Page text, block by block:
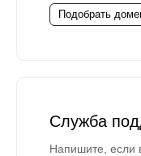
Подобрать
Служба
Напишите, если